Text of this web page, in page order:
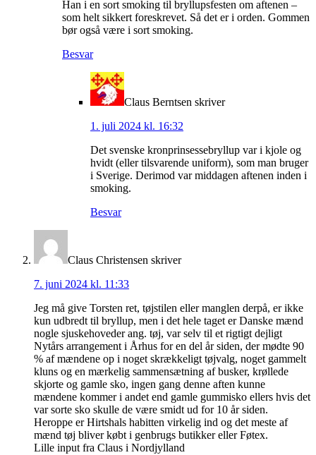
Han i en sort smoking til bryllupsfesten om aftenen –
som helt sikkert foreskrevet. Så det er i orden. Gommen
bør også være i sort smoking.
Besvar
Claus Berntsen skriver
1. juli 2024 kl. 16:32
Det svenske kronprinsessebryllup var i kjole og
hvidt (eller tilsvarende uniform), som man bruger
i Sverige. Derimod var middagen aftenen inden i
smoking.
Besvar
Claus Christensen skriver
7. juni 2024 kl. 11:33
Jeg må give Torsten ret, tøjstilen eller manglen derpå, er ikke
kun udbredt til bryllup, men i det hele taget er Danske mænd
nogle sjuskehoveder ang. tøj, var selv til et rigtigt dejligt
Nytårs arrangement i Århus for en del år siden, der mødte 90
% af mændene op i noget skrækkeligt tøjvalg, noget gammelt
kluns og en mærkelig sammensætning af busker, krøllede
skjorte og gamle sko, ingen gang denne aften kunne
mændene kommer i andet end gamle gummisko ellers hvis det
var sorte sko skulle de være smidt ud for 10 år siden.
Heroppe er Hirtshals habitten virkelig ind og det meste af
mænd tøj bliver købt i genbrugs butikker eller Føtex.
Lille input fra Claus i Nordjylland